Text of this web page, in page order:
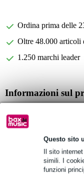
Questo sito
Il sito
simili. I
funzioni
Ordina prima delle
Oltre 48.000 articoli
1.250 marchi leader
Informazioni sul
Adatto per: XDJ-AZ e
Colore: argento/nero
Specifiche complete